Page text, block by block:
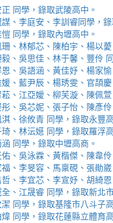
同學，錄取武陵高中。
、李庭安、李訓睿同學，
同學，錄取內壢高中。
、林郁芯、陳柏宇、楊以
、吳思佳、林于馨、豐伶
、吳語涵、黃佳妤、楊家
、藍尹辰、楊琇雯、官頡
、江亞嬡、柳芙漩、陳佩
、吳芯妮、張子怡、陳彥
、徐攸青 同學，錄取永豐
、林沄嬨 同學，錄取羅浮
同學，錄取中壢高商。
、吳泳霖、黃楷傑、陳韋
、李旻容、馬稟硯、張勛
、李宜芯、李宣妤、胡綺
、江晟睿 同學，錄取新北
同學，錄取基隆市八斗子
同學，錄取花蓮縣立體育